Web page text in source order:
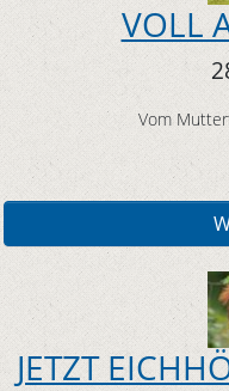
VOLL
Vom
JETZT